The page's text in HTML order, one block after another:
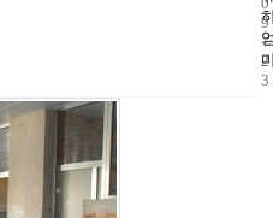
9
-
2
3